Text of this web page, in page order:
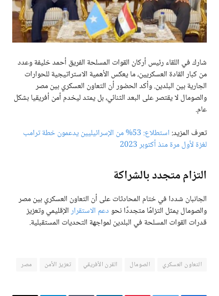
شارك في اللقاء رئيس أركان القوات المسلحة الفريق أحمد خليفة وعدد
من كبار القادة العسكريين، ما يعكس الأهمية الاستراتيجية للحوارات
الجارية بين البلدين. وأكد الحضور أن التعاون العسكري بين مصر
والصومال لا يقتصر على البعد الثنائي، بل يمتد ليخدم أمن أفريقيا بشكل
عام.
تعرف المزيد:
استطلاع: 53% من الإسرائيليين يدعمون خطة ترامب
لغزة لأول مرة منذ أكتوبر 2023
التزام متجدد بالشراكة
الجانبان شددا في ختام المحادثات على أن التعاون العسكري بين مصر
والصومال يمثل التزامًا متجددًا نحودعم الاستقرارالإقليمي وتعزيز
قدرات القوات المسلحة في البلدين لمواجهة التحديات المستقبلية.
التعاون العسكري الصومال القرن الأفريقي تعزيز الأمن مصر